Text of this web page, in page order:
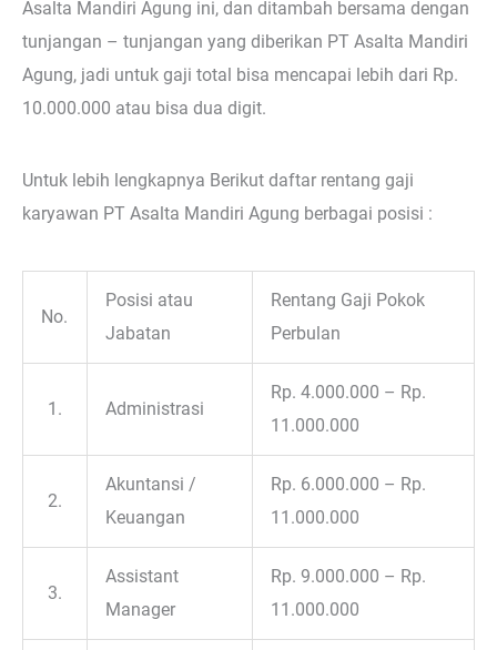
Asalta Mandiri Agung ini, dan ditambah bersama dengan
tunjangan – tunjangan yang diberikan PT Asalta Mandiri
Agung, jadi untuk gaji total bisa mencapai lebih dari Rp.
10.000.000 atau bisa dua digit.
Untuk lebih lengkapnya Berikut daftar rentang gaji
karyawan PT Asalta Mandiri Agung berbagai posisi :
No.
Posisi atau
Jabatan
Rentang Gaji Pokok
Perbulan
1. Administrasi
Rp. 4.000.000 – Rp.
11.000.000
2.
Akuntansi /
Keuangan
Rp. 6.000.000 – Rp.
11.000.000
3.
Assistant
Manager
Rp. 9.000.000 – Rp.
11.000.000